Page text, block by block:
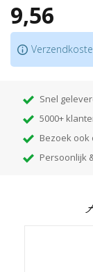
niet nodig is
Bijpassende
Je bevestigt deze
Let op:houd
9,56
Snel
5000+
Bezoek ook
Persoonlijk